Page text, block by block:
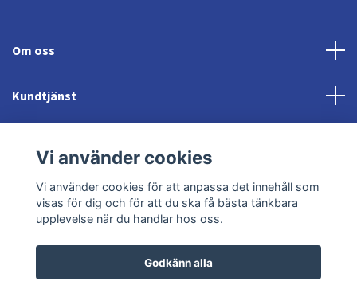
Om oss
Kundtjänst
Sociala medier
Vi använder cookies
Vi använder cookies för att anpassa det innehåll som
visas för dig och för att du ska få bästa tänkbara
upplevelse när du handlar hos oss.
Godkänn alla